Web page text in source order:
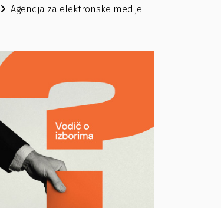
Agencija za elektronske medije